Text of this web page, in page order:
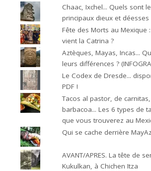
Chaac, Ixchel... Quels sont
principaux dieux et déesses
Fête des Morts au Mexique
vient la Catrina ?
Aztèques, Mayas, Incas...
leurs différences ?
Le Codex de Dresde...
PDF !
Tacos al pastor, de
barbacoa... Les 6 types de
que vous trouverez au
Qui se cache derrière
AVANT/APRES. La tête de
Kukulkan, à Chichen Itza